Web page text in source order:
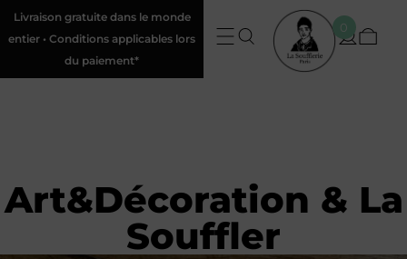
Livraison gratuite dans le monde
entier • Conditions applicables lors
du paiement*
0
Art&Décoration & La
Souffler